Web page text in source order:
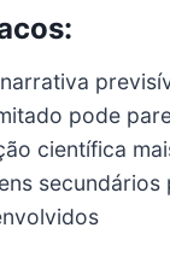
pode
científica
secundários